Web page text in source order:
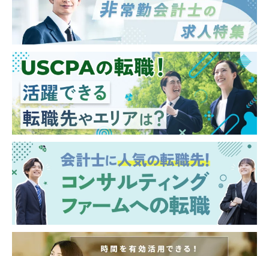
です。
・年間休日は120日以上あり、メリハリをつ
けて働くことができます。土日祝が休みのた
め、家族とゆっくり過ごしたり、趣味やレジ
ャーを楽しむこともできます。（柔軟に就業
形態相談できます）
・30代のスタッフが活躍しています。スタッ
フ同士のデスクが向かい合わせになってお
り、互いの意見を交換しやすい和気あいあい
・本社は横浜にありますが、横浜での研修や
社員旅行を通じて、本社社員との交流を図っ
ています。